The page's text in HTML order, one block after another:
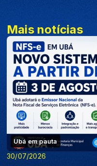
Mais notícias
Ubá em pauta
30/07/2026